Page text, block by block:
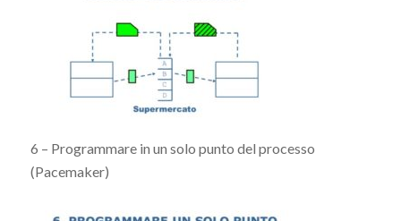
6 – Programmare in un solo punto del processo
(Pacemaker)